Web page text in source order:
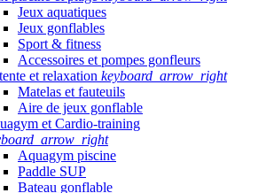
Jeux aquatiques
Jeux gonflables
Sport & fitness
Accessoires et pompes gonfleurs
et relaxation keyboard_arrow_right
Matelas et fauteuils
Aire de jeux gonflable
et Cardio-training
Aquagym piscine
Paddle SUP
Bateau gonflable